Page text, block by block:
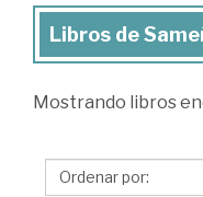
Libros
Sameño
Marta
Libros de
Mostrando libros